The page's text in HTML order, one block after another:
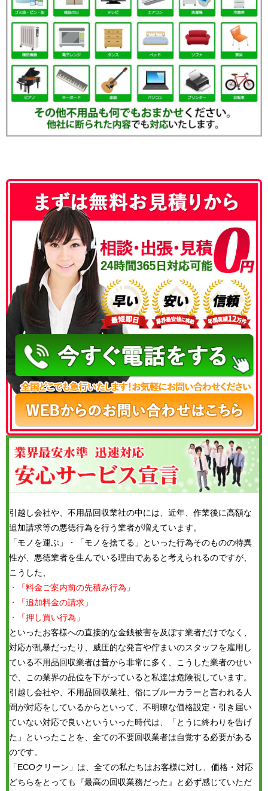
050-3186-4780
引越し会社や、不用品回収業社の中には、近年、作業後に高額な
追加請求等の悪徳行為を行う業者が増えています。
「モノを運ぶ」・「モノを捨てる」といった行為そのものの特異
性が、悪徳業者を生んでいる理由であると考えられるのですが、
こうした、
・「料金ご案内前の先積み行為」
・「追加料金の請求」
・「押し買い行為」
といったお客様への直接的な金銭被害を及ぼす業者だけでなく、
対応が乱暴だったり、威圧的な発言や佇まいのスタッフを雇用し
ている不用品回収業者は昔から非常に多く、こうした業者のせい
で、この業界の品位を下がっていると私達は危険視しています。
引越し会社や、不用品回収業社、俗にブルーカラーと言われる人
間が対応をしているからといって、不明瞭な価格設定・引き届い
ていない対応で良いといういった時代は、「とうに終わりを告げ
た」といったことを、全ての不要回収業者は自覚する必要がある
のです。
「ECOクリーン」は、全ての私たちはお客様に対し、価格・対応
どちらをとっても『最高の回収業務だった』と必ず感じていただ